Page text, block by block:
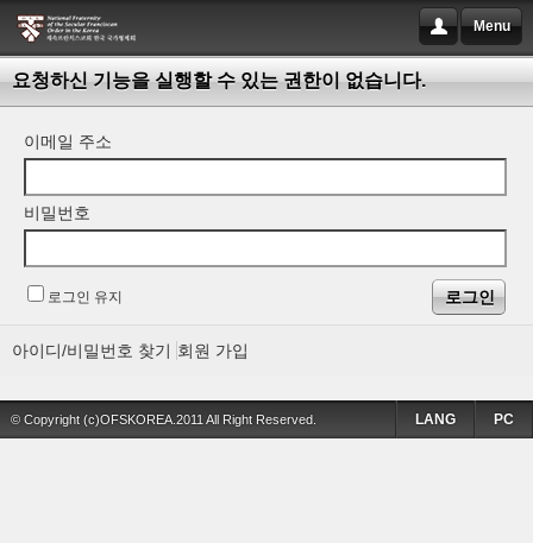
Menu
요청하신 기능을 실행할 수 있는 권한이 없습니다.
이메일 주소
비밀번호
로그인 유지
아이디/비밀번호 찾기 회원 가입
© Copyright (c)OFSKOREA.2011 All Right Reserved. PC
LANG